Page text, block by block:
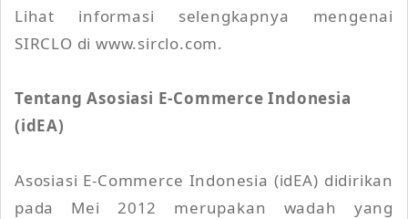
Lihat informasi selengkapnya mengenai
SIRCLO di www.sirclo.com.
Tentang Asosiasi E-Commerce Indonesia
(idEA)
Asosiasi E-Commerce Indonesia (idEA) didirikan
pada Mei 2012 merupakan wadah yang